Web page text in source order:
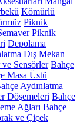
Kömürlü
Piknik
Piknik
Depolama
Dış Mekan
Sensörler Bahçe
Masa Üstü
Aydınlatma
Döşemeleri Bahçe
Ağları Bahçe
ve Çiçek